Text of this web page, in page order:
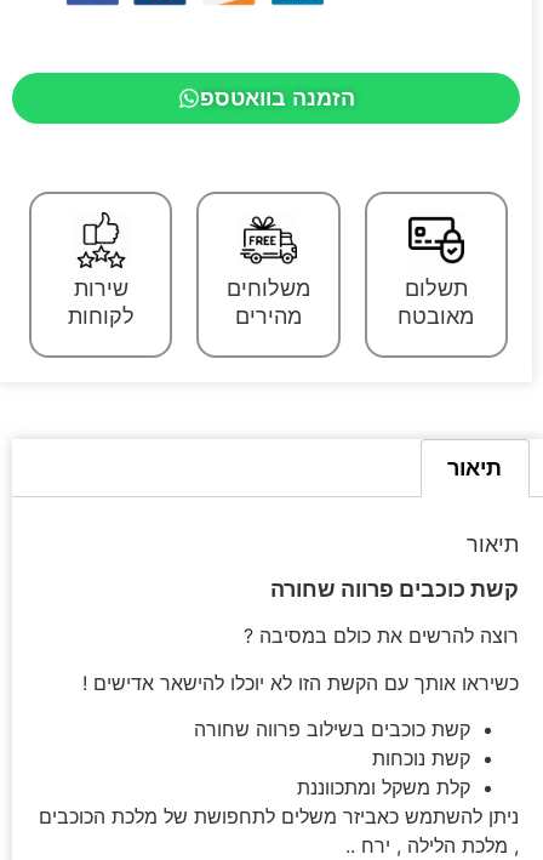
הזמנה בוואטספ
תשלום
מאובטח
משלוחים
מהירים
שירות
לקוחות
תיאור
תיאור
קשת כוכבים פרווה שחורה
רוצה להרשים את כולם במסיבה ?
כשיראו אותך עם הקשת הזו לא יוכלו להישאר אדישים !
קשת כוכבים בשילוב פרווה שחורה
קשת נוכחות
קלת משקל ומתכווננת
ניתן להשתמש כאביזר משלים לתחפושת של מלכת הכוכבים
, מלכת הלילה , ירח ..